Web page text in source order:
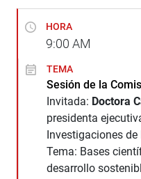
HORA
9:00 AM
TEMA
Sesión de la
Invitada: Doctora
presidenta
Investigaciones
Tema: Bases
desarrollo